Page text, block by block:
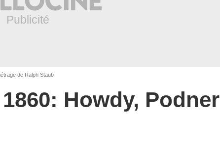
de Ralph Staub
Howdy, Podner